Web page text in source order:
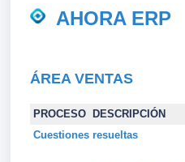
AHORA ERP
ÁREA VENTAS
PROCESO DESCRIPCIÓN
Cuestiones resueltas